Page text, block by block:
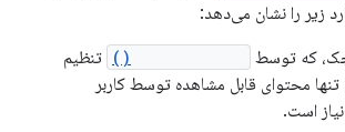
زیر را نشان می‌دهد:
که توسط
تنظیم
محتوای قابل مشاهده توسط کاربر
است.